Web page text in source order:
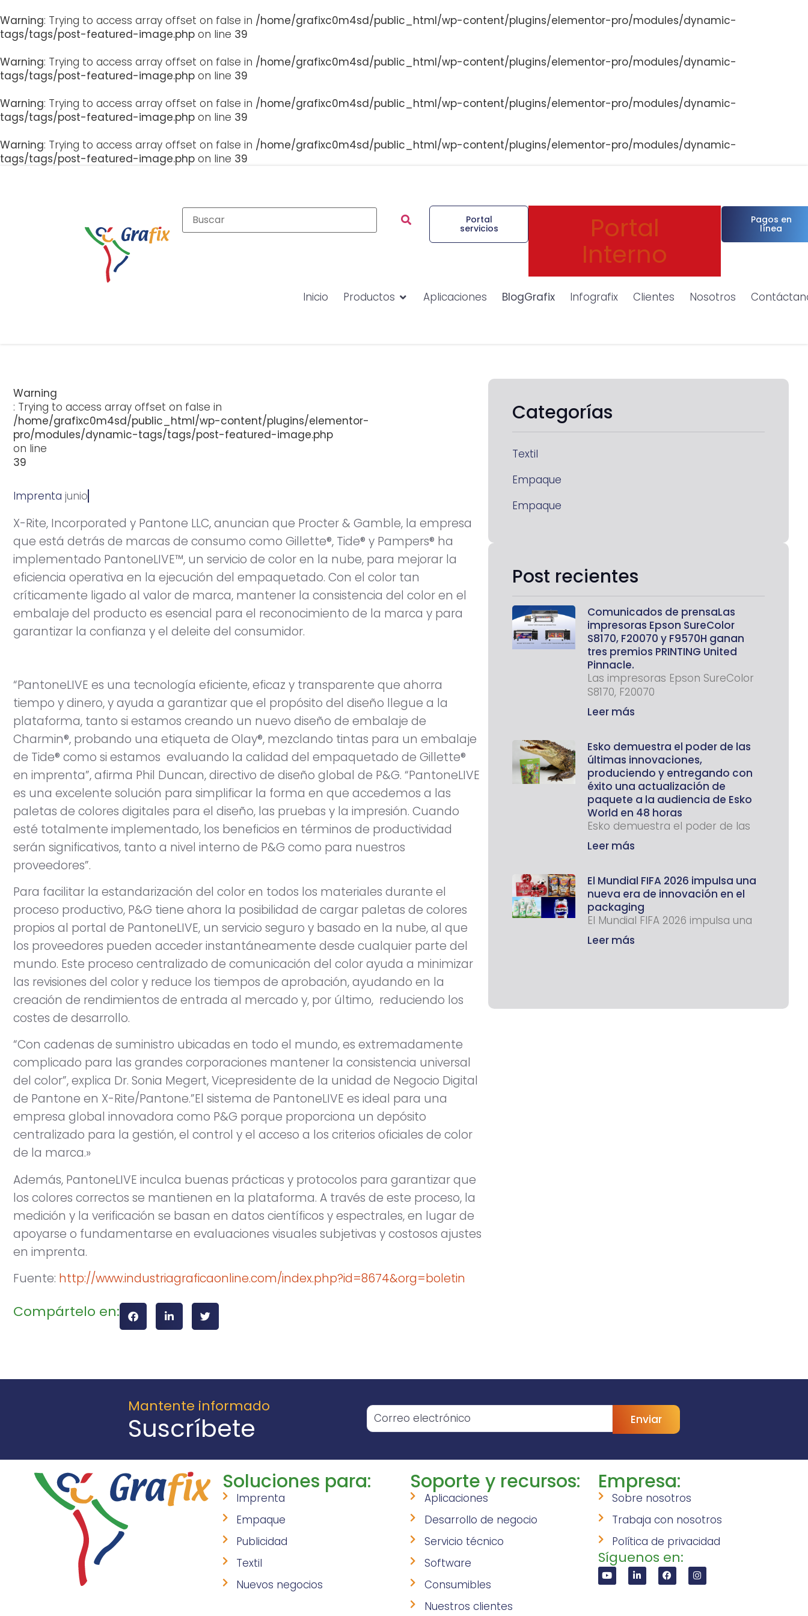
Warning: Trying to access array offset on false in /home/grafixc0m4sd/public_html/wp-content/plugins/elementor-pro/modules/dynamic-
tags/tags/post-featured-image.php on line 39
Warning: Trying to access array offset on false in /home/grafixc0m4sd/public_html/wp-content/plugins/elementor-pro/modules/dynamic-
tags/tags/post-featured-image.php on line 39
Warning: Trying to access array offset on false in /home/grafixc0m4sd/public_html/wp-content/plugins/elementor-pro/modules/dynamic-
tags/tags/post-featured-image.php on line 39
Warning: Trying to access array offset on false in /home/grafixc0m4sd/public_html/wp-content/plugins/elementor-pro/modules/dynamic-
tags/tags/post-featured-image.php on line 39
Portal
servicios Portal
Interno
Pagos en
línea
Inicio Productos Aplicaciones BlogGrafix Infografix Clientes Nosotros
Warning
: Trying to access array offset on false in
/home/grafixc0m4sd/public_html/wp-content/plugins/elementor-
pro/modules/dynamic-tags/tags/post-featured-image.php
on line
39
Imprenta junio
1
9
,2
0
1
3
X-Rite, Incorporated y Pantone LLC, anuncian que Procter & Gamble, la empresa
que está detrás de marcas de consumo como Gillette®, Tide® y Pampers® ha
implementado PantoneLIVE™, un servicio de color en la nube, para mejorar la
eficiencia operativa en la ejecución del empaquetado. Con el color tan
críticamente ligado al valor de marca, mantener la consistencia del color en el
embalaje del producto es esencial para el reconocimiento de la marca y para
garantizar la confianza y el deleite del consumidor.
“PantoneLIVE es una tecnología eficiente, eficaz y transparente que ahorra
tiempo y dinero, y ayuda a garantizar que el propósito del diseño llegue a la
plataforma, tanto si estamos creando un nuevo diseño de embalaje de
Charmin®, probando una etiqueta de Olay®, mezclando tintas para un embalaje
de Tide® como si estamos evaluando la calidad del empaquetado de Gillette®
en imprenta”, afirma Phil Duncan, directivo de diseño global de P&G. “PantoneLIVE
es una excelente solución para simplificar la forma en que accedemos a las
paletas de colores digitales para el diseño, las pruebas y la impresión. Cuando
esté totalmente implementado, los beneficios en términos de productividad
serán significativos, tanto a nivel interno de P&G como para nuestros
proveedores”.
Para facilitar la estandarización del color en todos los materiales durante el
proceso productivo, P&G tiene ahora la posibilidad de cargar paletas de colores
propios al portal de PantoneLIVE, un servicio seguro y basado en la nube, al que
los proveedores pueden acceder instantáneamente desde cualquier parte del
mundo. Este proceso centralizado de comunicación del color ayuda a minimizar
las revisiones del color y reduce los tiempos de aprobación, ayudando en la
creación de rendimientos de entrada al mercado y, por último, reduciendo los
costes de desarrollo.
“Con cadenas de suministro ubicadas en todo el mundo, es extremadamente
complicado para las grandes corporaciones mantener la consistencia universal
del color”, explica Dr. Sonia Megert, Vicepresidente de la unidad de Negocio Digital
de Pantone en X-Rite/Pantone.”El sistema de PantoneLIVE es ideal para una
empresa global innovadora como P&G porque proporciona un depósito
centralizado para la gestión, el control y el acceso a los criterios oficiales de color
de la marca.»
Además, PantoneLIVE inculca buenas prácticas y protocolos para garantizar que
los colores correctos se mantienen en la plataforma. A través de este proceso, la
medición y la verificación se basan en datos científicos y espectrales, en lugar de
apoyarse o fundamentarse en evaluaciones visuales subjetivas y costosos ajustes
en imprenta.
Fuente: http://www.industriagraficaonline.com/index.php?id=8674&org=boletin
Compártelo en:
Categorías
Textil
Empaque
Empaque
Post recientes
Comunicados de prensaLas
impresoras Epson SureColor
S8170, F20070 y F9570H ganan
tres premios PRINTING United
Pinnacle.
Las impresoras Epson SureColor
S8170, F20070
Leer más
Esko demuestra el poder de las
últimas innovaciones,
produciendo y entregando con
éxito una actualización de
paquete a la audiencia de Esko
World en 48 horas
Esko demuestra el poder de las
Leer más
El Mundial FIFA 2026 impulsa una
nueva era de innovación en el
packaging
El Mundial FIFA 2026 impulsa una
Leer más
Mantente informado
Suscríbete Enviar
Soluciones para:
Imprenta
Empaque
Publicidad
Textil
Nuevos negocios
Soporte y recursos:
Aplicaciones
Desarrollo de negocio
Servicio técnico
Software
Consumibles
Nuestros clientes
Empresa:
Sobre nosotros
Trabaja con nosotros
Política de privacidad
Síguenos en: